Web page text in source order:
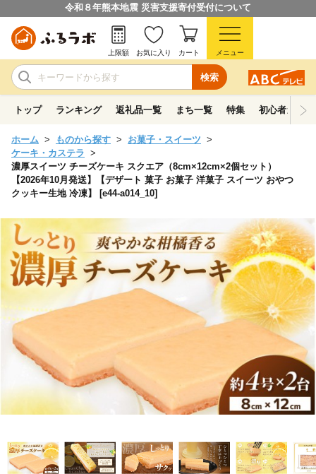
令和８年熊本地震 災害支援寄付受付について
検索
上限額 お気に入り カート メニュー
トップ ランキング 返礼品一覧 まち一覧 特集 初心者ガイド
ホーム ものから探す
お菓子・スイーツ
ケーキ・カステラ
濃厚スイーツ チーズケーキ スクエア（8cm×12cm×2個セット）
【2026年10月発送】【デザート 菓子 お菓子 洋菓子 スイーツ おやつ
クッキー生地 冷凍】 [e44-a014_10]